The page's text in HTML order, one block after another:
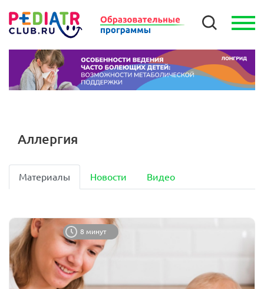
Аллергия
Материалы Новости Видео
8 минут